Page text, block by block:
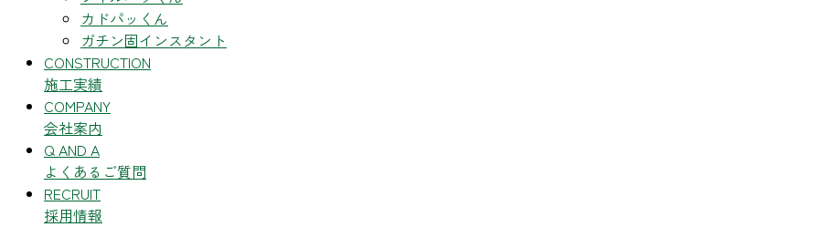
カドパッくん
ガチン固インスタント
CONSTRUCTION
施工実績
COMPANY
会社案内
Q AND A
よくあるご質問
RECRUIT
採用情報